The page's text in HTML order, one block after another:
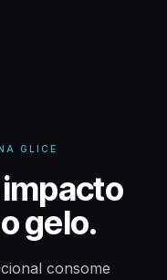
GLICE
gelo.
consome